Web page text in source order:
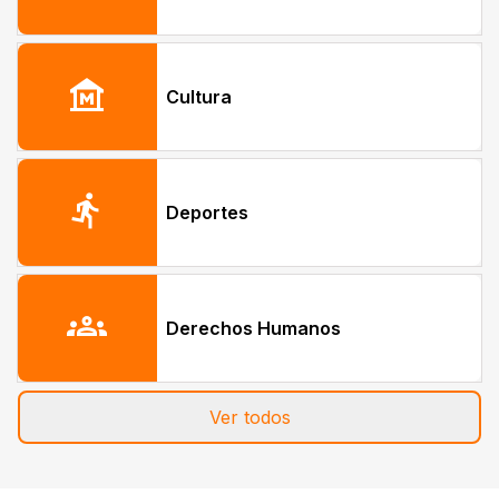
museum Cultura
directions_run Deportes
groups Derechos Humanos
Ver todos